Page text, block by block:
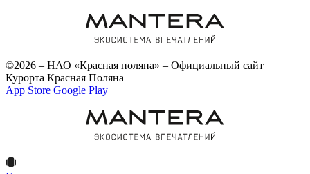
©2026 – НАО «Красная поляна» – Официальный сайт
Курорта Красная Поляна
App Store Google Play